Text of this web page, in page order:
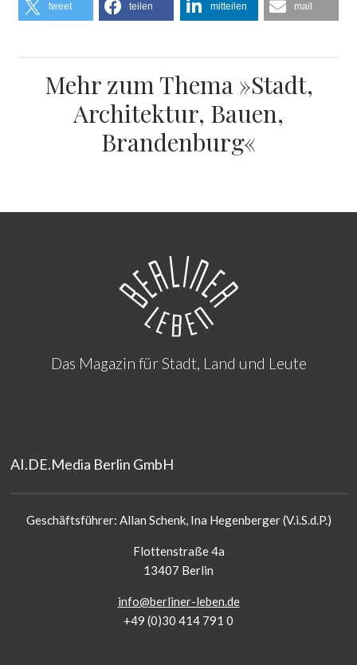
tweet teilen mitteilen mail
Mehr zum Thema »Stadt,
Architektur, Bauen,
Brandenburg«
Das Magazin für Stadt, Land und Leute
AI.DE.Media Berlin GmbH
Geschäftsführer: Allan Schenk, Ina Hegenberger (V.i.S.d.P.)
Flottenstraße 4a
13407 Berlin
info@berliner-leben.de
+49 (0)30 414 791 0